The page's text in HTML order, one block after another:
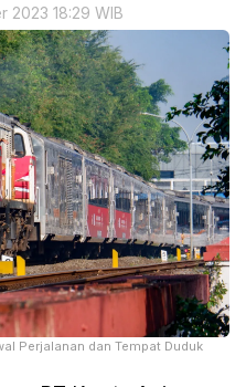
2023 18:29 WIB
Perjalanan dan Tempat Duduk